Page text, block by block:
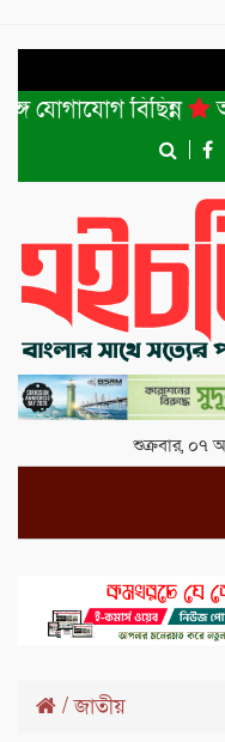
বিছিন্ন
শুক্রবার, ০৭
/জাতীয়